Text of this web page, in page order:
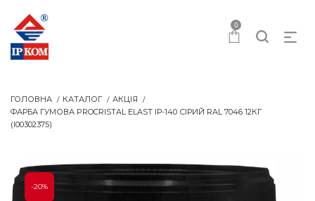
0
ГОЛОВНА КАТАЛОГ
АКЦІЯ
ФАРБА ГУМОВА PROCRISTAL ELAST ІР-140 СІРИЙ RAL 7046 12КГ
(I00302375)
-20%